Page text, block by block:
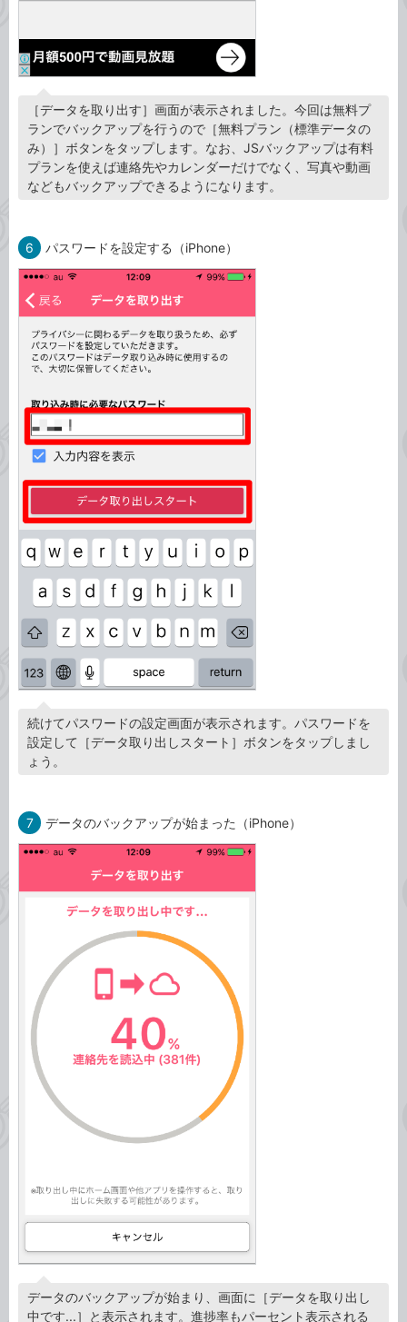
［データを取り出す］画面が表示されました。今回は無料プ
ランでバックアップを行うので［無料プラン（標準データの
み）］ボタンをタップします。なお、JSバックアップは有料
プランを使えば連絡先やカレンダーだけでなく、写真や動画
などもバックアップできるようになります。
6 パスワードを設定する（iPhone）
続けてパスワードの設定画面が表示されます。パスワードを
設定して［データ取り出しスタート］ボタンをタップしまし
ょう。
7 データのバックアップが始まった（iPhone）
データのバックアップが始まり、画面に［データを取り出し
中です...］と表示されます。進捗率もパーセント表示される